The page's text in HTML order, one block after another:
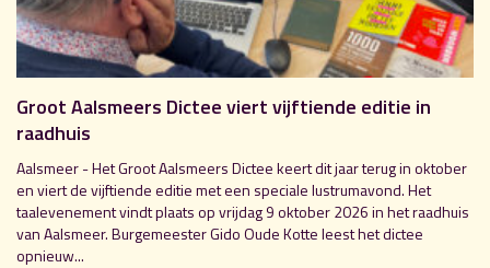
Groot Aalsmeers Dictee viert vijftiende editie in
raadhuis
Aalsmeer - Het Groot Aalsmeers Dictee keert dit jaar terug in oktober
en viert de vijftiende editie met een speciale lustrumavond. Het
taalevenement vindt plaats op vrijdag 9 oktober 2026 in het raadhuis
van Aalsmeer. Burgemeester Gido Oude Kotte leest het dictee
opnieuw...